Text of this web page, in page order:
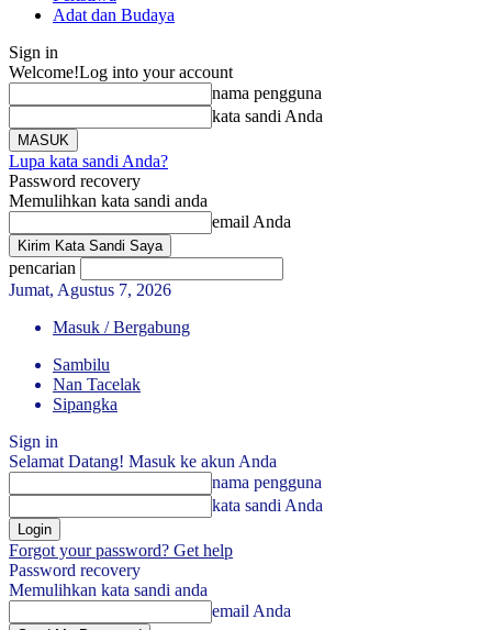
Adat dan Budaya
Sign in
Welcome!Log into your account
nama pengguna
kata sandi Anda
Lupa kata sandi Anda?
Password recovery
Memulihkan kata sandi anda
email Anda
pencarian
Jumat, Agustus 7, 2026
Masuk / Bergabung
Sambilu
Nan Tacelak
Sipangka
Sign in
Selamat Datang! Masuk ke akun Anda
nama pengguna
kata sandi Anda
Forgot your password? Get help
Password recovery
Memulihkan kata sandi anda
email Anda